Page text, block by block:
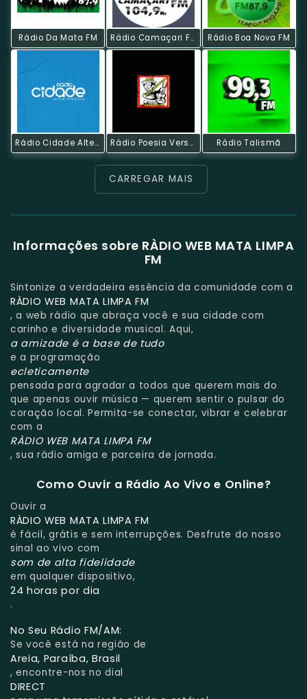
Rádio Da Mata FM Rádio Camaçari FM Rádio Boa Nova FM
Rádio Cidade Alternativa Rádio Poesia Verso E Viola Rádio Talismã
CARREGAR MAIS
Informações sobre RÀDIO WEB MATA LIMPA
FM
Sintonize a verdadeira essência da comunidade com a
RÀDIO WEB MATA LIMPA FM
, a web rádio que abraça você e sua cidade com
carinho e diversidade musical. Aqui,
a amizade é a base de tudo
e a programação
ecleticamente
pensada para agradar a todos que querem mais do
que apenas ouvir música — querem sentir o pulsar do
coração local. Permita-se conectar, vibrar e celebrar
com a
RÀDIO WEB MATA LIMPA FM
, sua rádio amiga e parceira de jornada.
Como Ouvir a Rádio Ao Vivo e Online?
Ouvir a
RÀDIO WEB MATA LIMPA FM
é fácil, grátis e sem interrupções. Desfrute do nosso
sinal ao vivo com
som de alta fidelidade
em qualquer dispositivo,
24 horas por dia
.
No Seu Rádio FM/AM:
Se você está na região de
Areia, Paraíba, Brasil
, encontre-nos no dial
DIRECT